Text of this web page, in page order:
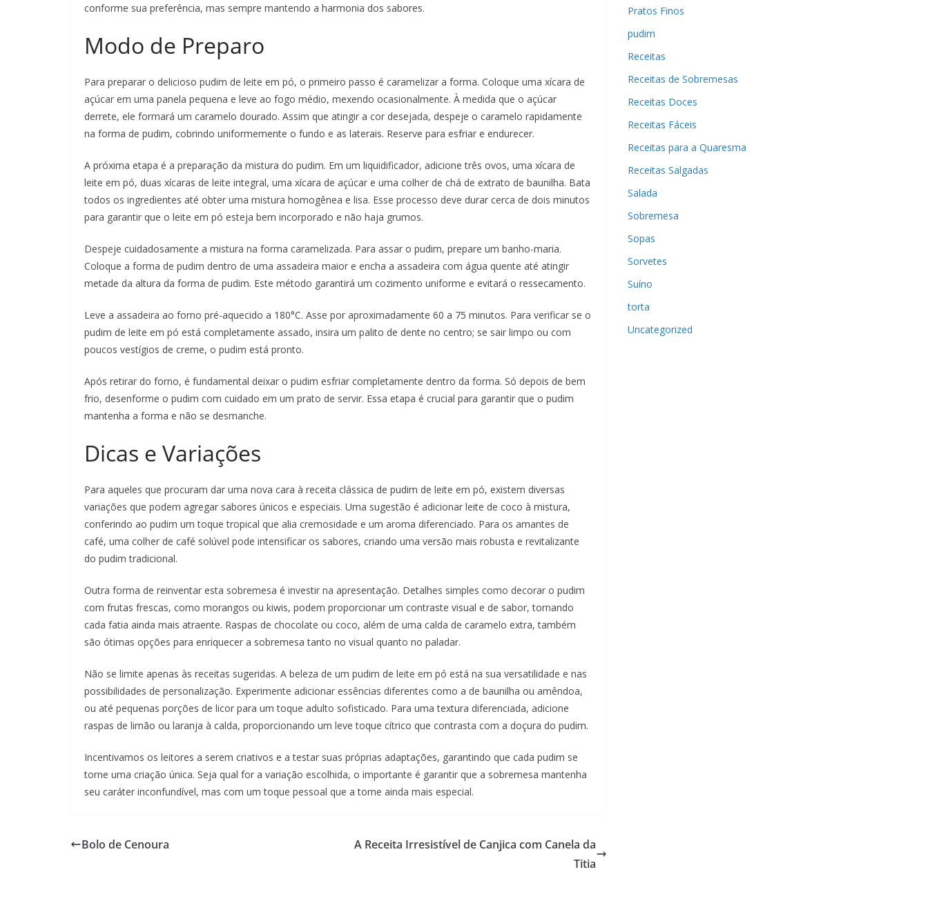
conforme sua preferência, mas sempre mantendo a harmonia dos sabores.
Modo de Preparo
Para preparar o delicioso pudim de leite em pó, o primeiro passo é caramelizar a forma. Coloque uma xícara de
açúcar em uma panela pequena e leve ao fogo médio, mexendo ocasionalmente. À medida que o açúcar
derrete, ele formará um caramelo dourado. Assim que atingir a cor desejada, despeje o caramelo rapidamente
na forma de pudim, cobrindo uniformemente o fundo e as laterais. Reserve para esfriar e endurecer.
A próxima etapa é a preparação da mistura do pudim. Em um liquidificador, adicione três ovos, uma xícara de
leite em pó, duas xícaras de leite integral, uma xícara de açúcar e uma colher de chá de extrato de baunilha. Bata
todos os ingredientes até obter uma mistura homogênea e lisa. Esse processo deve durar cerca de dois minutos
para garantir que o leite em pó esteja bem incorporado e não haja grumos.
Despeje cuidadosamente a mistura na forma caramelizada. Para assar o pudim, prepare um banho-maria.
Coloque a forma de pudim dentro de uma assadeira maior e encha a assadeira com água quente até atingir
metade da altura da forma de pudim. Este método garantirá um cozimento uniforme e evitará o ressecamento.
Leve a assadeira ao forno pré-aquecido a 180°C. Asse por aproximadamente 60 a 75 minutos. Para verificar se o
pudim de leite em pó está completamente assado, insira um palito de dente no centro; se sair limpo ou com
poucos vestígios de creme, o pudim está pronto.
Após retirar do forno, é fundamental deixar o pudim esfriar completamente dentro da forma. Só depois de bem
frio, desenforme o pudim com cuidado em um prato de servir. Essa etapa é crucial para garantir que o pudim
mantenha a forma e não se desmanche.
Dicas e Variações
Para aqueles que procuram dar uma nova cara à receita clássica de pudim de leite em pó, existem diversas
variações que podem agregar sabores únicos e especiais. Uma sugestão é adicionar leite de coco à mistura,
conferindo ao pudim um toque tropical que alia cremosidade e um aroma diferenciado. Para os amantes de
café, uma colher de café solúvel pode intensificar os sabores, criando uma versão mais robusta e revitalizante
do pudim tradicional.
Outra forma de reinventar esta sobremesa é investir na apresentação. Detalhes simples como decorar o pudim
com frutas frescas, como morangos ou kiwis, podem proporcionar um contraste visual e de sabor, tornando
cada fatia ainda mais atraente. Raspas de chocolate ou coco, além de uma calda de caramelo extra, também
são ótimas opções para enriquecer a sobremesa tanto no visual quanto no paladar.
Não se limite apenas às receitas sugeridas. A beleza de um pudim de leite em pó está na sua versatilidade e nas
possibilidades de personalização. Experimente adicionar essências diferentes como a de baunilha ou amêndoa,
ou até pequenas porções de licor para um toque adulto sofisticado. Para uma textura diferenciada, adicione
raspas de limão ou laranja à calda, proporcionando um leve toque cítrico que contrasta com a doçura do pudim.
Incentivamos os leitores a serem criativos e a testar suas próprias adaptações, garantindo que cada pudim se
torne uma criação única. Seja qual for a variação escolhida, o importante é garantir que a sobremesa mantenha
seu caráter inconfundível, mas com um toque pessoal que a torne ainda mais especial.
Bolo de Cenoura
A Receita Irresistível de Canjica com Canela da
Titia
Pratos Finos
pudim
Receitas
Receitas de Sobremesas
Receitas Doces
Receitas Fáceis
Receitas para a Quaresma
Receitas Salgadas
Salada
Sobremesa
Sopas
Sorvetes
Suíno
torta
Uncategorized